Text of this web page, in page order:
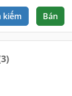
kiếm Bán